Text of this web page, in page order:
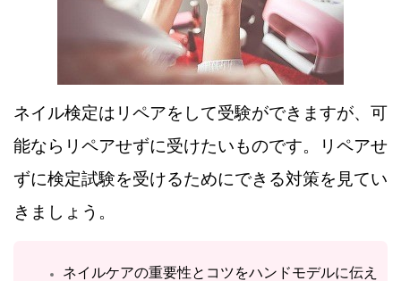
ネイル検定はリペアをして受験ができますが、可
能ならリペアせずに受けたいものです。リペアせ
ずに検定試験を受けるためにできる対策を見てい
きましょう。
ネイルケアの重要性とコツをハンドモデルに伝え